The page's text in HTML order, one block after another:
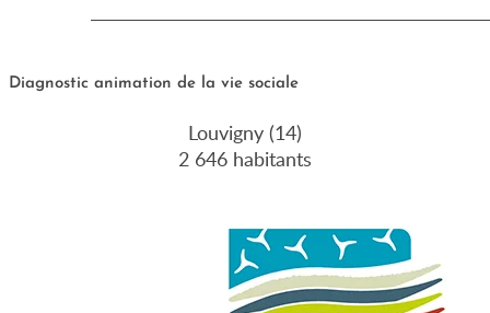
Diagnostic animation de la vie sociale
Louvigny (14)
2 646 habitants